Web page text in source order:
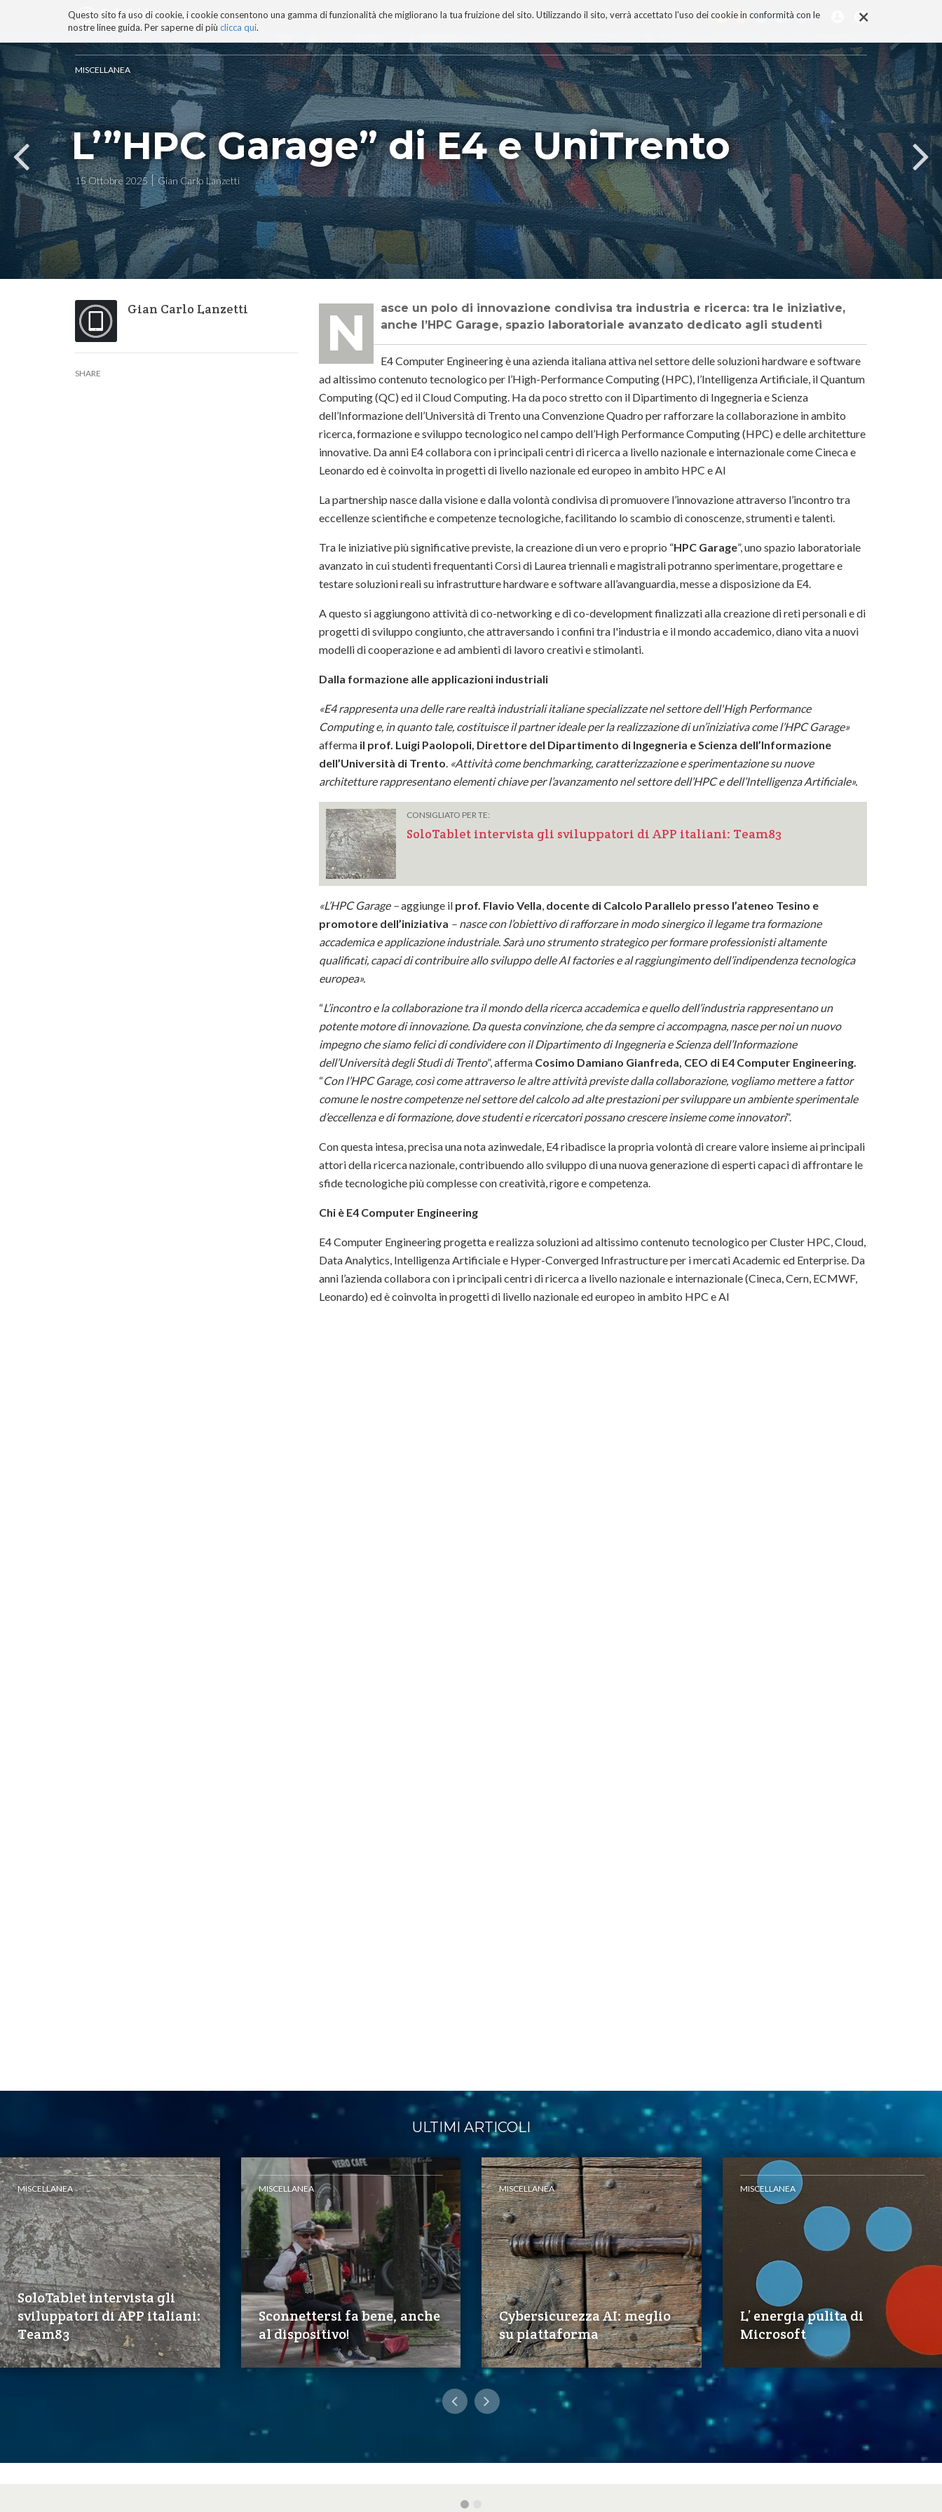
×
Questo sito fa uso di cookie, i cookie consentono una gamma di funzionalità che migliorano la tua fruizione del sito. Utilizzando il sito, verrà accettato l'uso dei cookie in conformità con le
nostre linee guida. Per saperne di più clicca qui.
BLOG TECNOCONSAPEVOLEZZA TECNOBIBLIOGRAFIA I MIEI LIBRI PROGETTO
ai
contenuti.
|
Salta
alla
navigazione
MISCELLANEA
L’”HPC Garage” di E4 e UniTrento
15 Ottobre 2025 Gian Carlo Lanzetti
Gian Carlo Lanzetti
SHARE
Nasce un polo di innovazione condivisa tra industria e ricerca: tra le iniziative, anche l’HPC Garage, spazio laboratoriale avanzato dedicato agli studenti
E4 Computer Engineering è una azienda italiana attiva nel settore delle soluzioni hardware e software
ad altissimo contenuto tecnologico per l’High-Performance Computing (HPC), l’Intelligenza Artificiale, il Quantum
Computing (QC) ed il Cloud Computing. Ha da poco stretto con il Dipartimento di Ingegneria e Scienza
dell’Informazione dell’Università di Trento una Convenzione Quadro per rafforzare la collaborazione in ambito
ricerca, formazione e sviluppo tecnologico nel campo dell’High Performance Computing (HPC) e delle architetture
innovative. Da anni E4 collabora con i principali centri di ricerca a livello nazionale e internazionale come Cineca e
Leonardo ed è coinvolta in progetti di livello nazionale ed europeo in ambito HPC e AI
La partnership nasce dalla visione e dalla volontà condivisa di promuovere l’innovazione attraverso l’incontro tra
eccellenze scientifiche e competenzetecnologiche, facilitando lo scambio di conoscenze, strumenti e talenti.
Tra le iniziative più significative previste, la creazione di un vero e proprio “HPC Garage”, uno spazio laboratoriale
avanzato in cui studenti frequentanti Corsi di Laurea triennali e magistrali potranno sperimentare, progettare e
testare soluzioni reali su infrastrutture hardware e software all’avanguardia, messe a disposizione da E4.
A questo si aggiungono attività di co-networking e di co-development finalizzati alla creazione di reti personali e di
progetti di sviluppo congiunto, che attraversando i confini tra l'industria e il mondo accademico, diano vita a nuovi
modelli di cooperazione e ad ambienti di lavoro creativi e stimolanti.
Dalla formazione alle applicazioni industriali
«E4 rappresenta una delle rare realtà industriali italiane specializzate nel settore dell'High Performance
Computing e, in quanto tale, costituisce il partner ideale per la realizzazione di un’iniziativa come l’HPC Garage»
afferma il prof. Luigi Paolopoli, Direttore del Dipartimento di Ingegneria e Scienza dell’Informazione
dell’Università di Trento «Attività come benchmarking, caratterizzazione e sperimentazione su nuove
architetture rappresentano elementi chiave per l’avanzamento nel settore dell’HPC e dell’Intelligenza Artificiale».
CONSIGLIATO PER TE:
SoloTablet intervista gli sviluppatori di APP italiani: Team83
«L’HPC Garage –aggiunge il prof. Flavio Vella docente di Calcolo Parallelo presso l’ateneo Tesino e
promotore dell’iniziativa – nasce con l’obiettivo di rafforzare in modo sinergico il legame tra formazione
accademica e applicazione industriale. Sarà uno strumento strategico per formare professionisti altamente
qualificati, capaci di contribuire allo sviluppo delle AI factories e al raggiungimento dell’indipendenza tecnologica
europea».
“L’incontro e la collaborazione tra il mondo della ricerca accademica e quello dell’industria rappresentano un
potente motore di innovazione. Da questa convinzione, che da sempre ci accompagna, nasce per noi un nuovo
impegno che siamo felici di condividere con il Dipartimento di Ingegneria e Scienza dell’Informazione
dell’Università degli Studi di Trento”, afferma Cosimo Damiano Gianfreda, CEO di E4 Computer Engineering.
“Con l’HPC Garage, così come attraverso le altre attività previste dalla collaborazione, vogliamo mettere a fattor
comune le nostre competenze nel settore del calcolo ad alte prestazioni per sviluppare un ambiente sperimentale
d’eccellenza e di formazione, dove studenti e ricercatori possano crescere insieme come innovatori”.
Con questa intesa, precisa una nota azinwedale, E4 ribadisce la propria volontà di creare valore insieme ai principali
attori della ricerca nazionale, contribuendo allo sviluppo di una nuova generazione di esperti capaci di affrontare le
sfide tecnologiche più complesse con creatività, rigore e competenza.
Chi è E4 Computer Engineering
E4 Computer Engineering progetta e realizza soluzioni ad altissimo contenuto tecnologico per Cluster HPC, Cloud,
Data Analytics, Intelligenza Artificiale e Hyper-Converged Infrastructure per i mercati Academic ed Enterprise. Da
anni l’azienda collabora con i principali centri di ricerca a livello nazionale e internazionale (Cineca, Cern, ECMWF,
Leonardo) ed è coinvolta in progetti di livello nazionale ed europeo in ambito HPC e AI
ULTIMI ARTICOLI
MISCELLANEA
SoloTablet intervista gli
sviluppatori di APP italiani:
Team83
MISCELLANEA
Sconnettersi fa bene, anche
al dispositivo!
MISCELLANEA
Cybersicurezza AI: meglio
su piattaforma
MISCELLANEA
L’ energia pulita di
Microsoft